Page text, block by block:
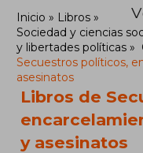
Inicio
Libros
Sociedad y ciencias
y libertades políticas
Secuestros políticos,
asesinatos
Libros de
y asesinatos